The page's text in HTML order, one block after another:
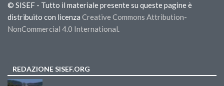
© SISEF - Tutto il materiale presente su queste pagine è
distribuito con licenza Creative Commons Attribution-
NonCommercial 4.0 International.
REDAZIONE SISEF.ORG